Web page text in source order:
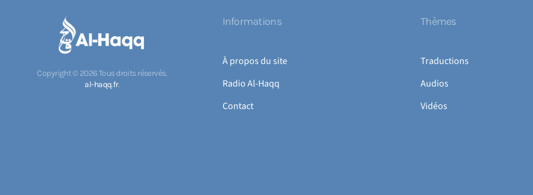
Copyright ©2026Tous droits réservés.
al-haqq.fr.
Informations
À propos du site
Radio Al-Haqq
Contact
Thèmes
Traductions
Audios
Vidéos